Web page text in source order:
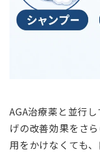
AGA治療薬と並行
げの改善効果をさ
用をかけなくても